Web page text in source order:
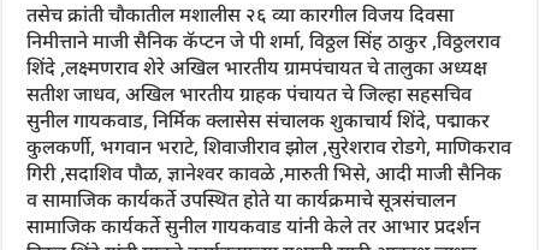
तसेच क्रांती चौकातील मशालीस २६ व्या कारगील विजय दिवसा
निमीत्ताने माजी सैनिक कॅप्टन जे पी शर्मा, विठ्ठल सिंह ठाकुर ,विठ्ठलराव
शिंदे ,लक्ष्मणराव शेरे अखिल भारतीय ग्रामपंचायत चे तालुका अध्यक्ष
सतीश जाधव, अखिल भारतीय ग्राहक पंचायत चे जिल्हा सहसचिव
सुनील गायकवाड, निर्मिक क्लासेस संचालक शुकाचार्य शिंदे, पद्माकर
कुलकर्णी, भगवान भराटे, शिवाजीराव झोल ,सुरेशराव रोडगे, माणिकराव
गिरी ,सदाशिव पौळ, ज्ञानेश्वर कावळे ,मारुती भिसे, आदी माजी सैनिक
व सामाजिक कार्यकर्ते उपस्थित होते या कार्यक्रमाचे सूत्रसंचालन
सामाजिक कार्यकर्ते सुनील गायकवाड यांनी केले तर आभार प्रदर्शन